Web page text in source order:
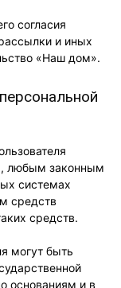
согласия
и иных
«Наш дом».
любым законным
системах
средств
средств.
могут быть
основаниям и в